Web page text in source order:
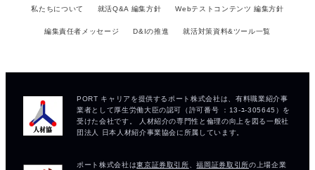
私たちについて 就活Q&A 編集方針 Webテストコンテンツ 編集方針
編集責任者メッセージ D&Iの推進 就活対策資料&ツール一覧